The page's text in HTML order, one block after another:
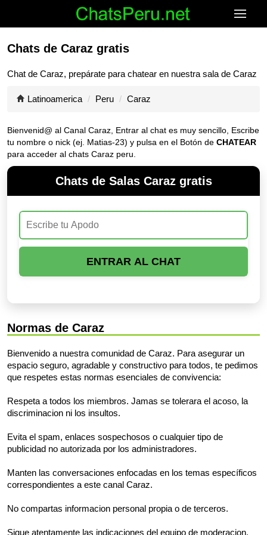
Chats de Caraz gratis
Chat de Caraz, prepárate para chatear en nuestra sala de Caraz
Latinoamerica Peru Caraz
Bienvenid@ al Canal Caraz , Entrar al chat es muy sencillo, Escribe
tu nombre o nick (ej. Matias-23) y pulsa en el Botón de CHATEAR
para acceder al chats Caraz peru.
Chats de Salas Caraz gratis
ENTRAR AL CHAT
Normas de Caraz
Bienvenido a nuestra comunidad de Caraz. Para asegurar un
espacio seguro, agradable y constructivo para todos, te pedimos
que respetes estas normas esenciales de convivencia:
Respeta a todos los miembros. Jamas se tolerara el acoso, la
discriminacion ni los insultos.
Evita el spam, enlaces sospechosos o cualquier tipo de
publicidad no autorizada por los administradores.
Manten las conversaciones enfocadas en los temas específicos
correspondientes a este canal Caraz.
No compartas informacion personal propia o de terceros.
Sigue atentamente las indicaciones del equipo de moderacion.